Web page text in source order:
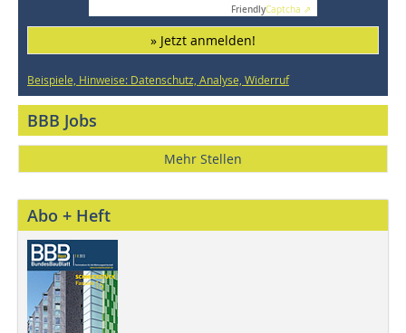
FriendlyCaptcha ⇗
» Jetzt anmelden!
Beispiele, Hinweise: Datenschutz, Analyse, Widerruf
BBB Jobs
Mehr Stellen
Abo + Heft